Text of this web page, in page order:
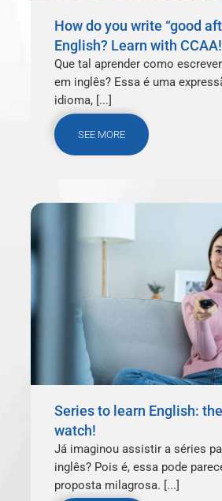
How do you write “good
English? Learn with CCAA!
Que tal aprender como
em inglês? Essa é uma
idioma, [...]
SEE MORE
Series to learn English:
watch!
Já imaginou assistir a séries
inglês? Pois é, essa pode
proposta milagrosa. [...]